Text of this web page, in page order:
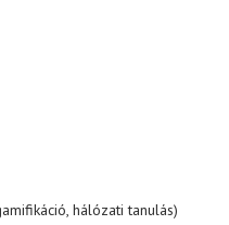
hálózati tanulás)